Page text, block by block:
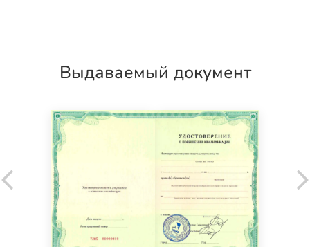
Выдаваемый документ